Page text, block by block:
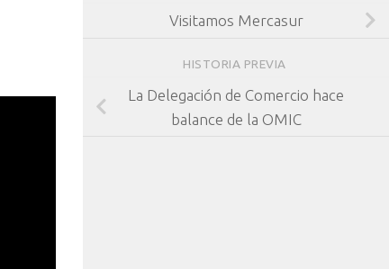
Visitamos Mercasur
HISTORIA PREVIA
La Delegación de Comercio hace
balance de la OMIC